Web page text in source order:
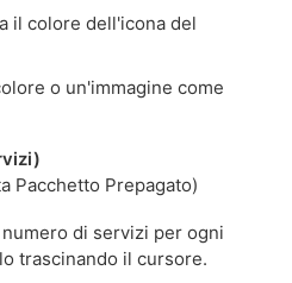
il colore dell'icona del
o un'immagine come
Pacchetto Prepagato)
numero di servizi per ogni
trascinando il cursore.